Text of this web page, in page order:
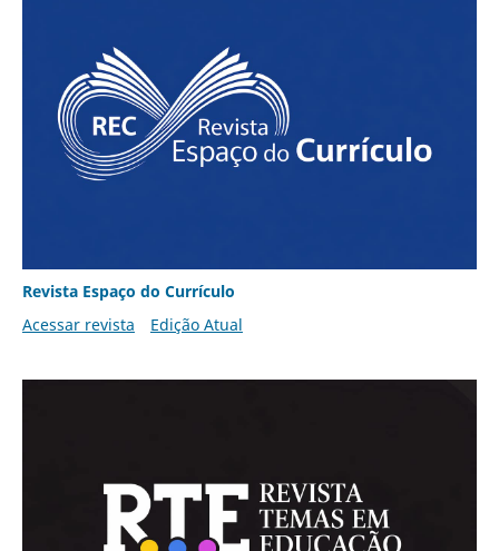
Revista Espaço do Currículo
Acessar revista
Edição Atual